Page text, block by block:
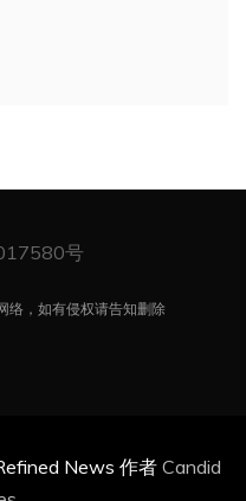
号
络，如有侵权请告知删除
News 作者Candid